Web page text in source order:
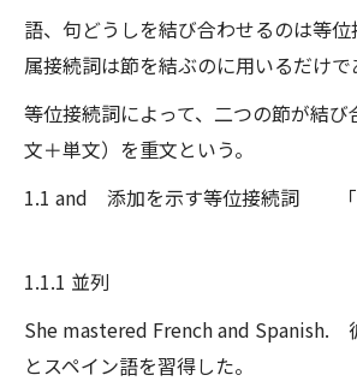
語、句どうしを結び合わせるのは等
属接続詞は節を結ぶのに用いるだけで
等位接続詞によって、二つの節が結び
文＋単文）を重文という。
1.1 and 添加を示す等位接続詞
1.1.1 並列
She mastered French and Spanish.
とスペイン語を習得した。